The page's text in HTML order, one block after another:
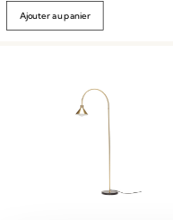
Ajouter au panier